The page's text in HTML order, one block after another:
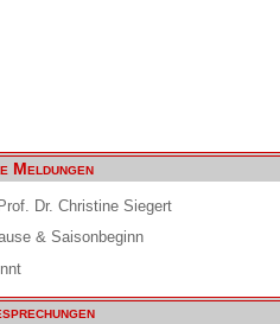
Meldungen
Dr. Christine Siegert
& Saisonbeginn